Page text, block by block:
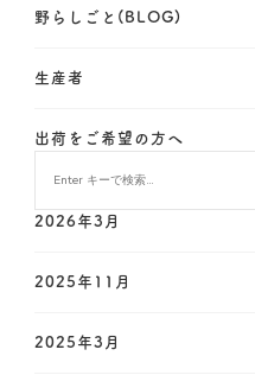
野らしごと(BLOG)
生産者
出荷をご希望の方へ
か
し
す
2026年3月
2025年11月
2025年3月